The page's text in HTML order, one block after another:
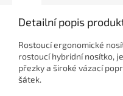
Detailní popis
Rostoucí ergonomické
rostoucí hybridní nosítko,
přezky a široké vázací
šátek.